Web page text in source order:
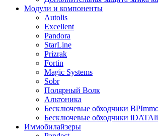
Модули и компоненты
Autolis
Excellent
Pandora
StarLine
Prizrak
Fortin
Magic Systems
Sobr
Полярный Волк
Альтоника
Бесключевые обходчики
Бесключевые обходчики
Иммобилайзеры